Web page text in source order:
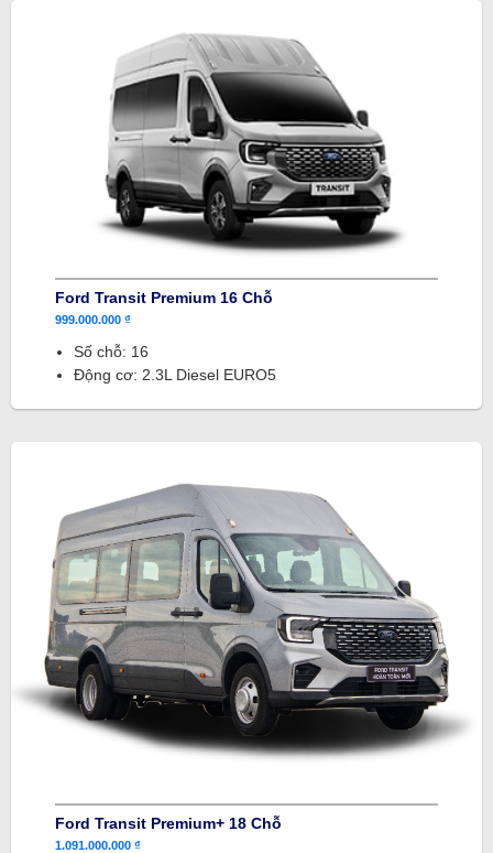
Ford Transit Premium 16 Chỗ
999.000.000 ₫
Số chỗ: 16
Động cơ: 2.3L Diesel EURO5
Ford Transit Premium+ 18 Chỗ
1.091.000.000 ₫